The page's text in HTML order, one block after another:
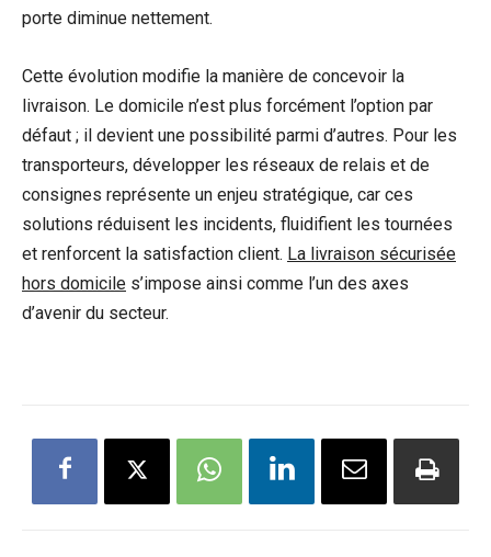
porte diminue nettement.
Cette évolution modifie la manière de concevoir la
livraison. Le domicile n’est plus forcément l’option par
défaut ; il devient une possibilité parmi d’autres. Pour les
transporteurs, développer les réseaux de relais et de
consignes représente un enjeu stratégique, car ces
solutions réduisent les incidents, fluidifient les tournées
et renforcent la satisfaction client. La livraison sécurisée
hors domicile s’impose ainsi comme l’un des axes
d’avenir du secteur.